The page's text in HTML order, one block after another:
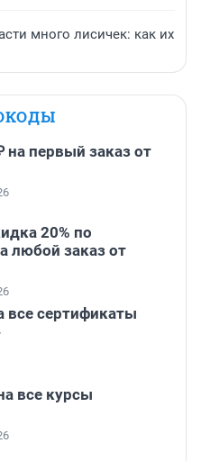
много лисичек: как их
на первый заказ от
20% по
любой заказ от
все сертификаты
все курсы